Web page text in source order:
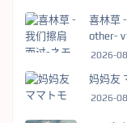
喜林草
other-
2026-
妈妈友
2026-